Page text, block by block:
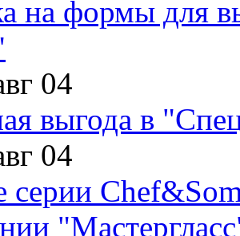
на формы для
04
выгода в
04
серии